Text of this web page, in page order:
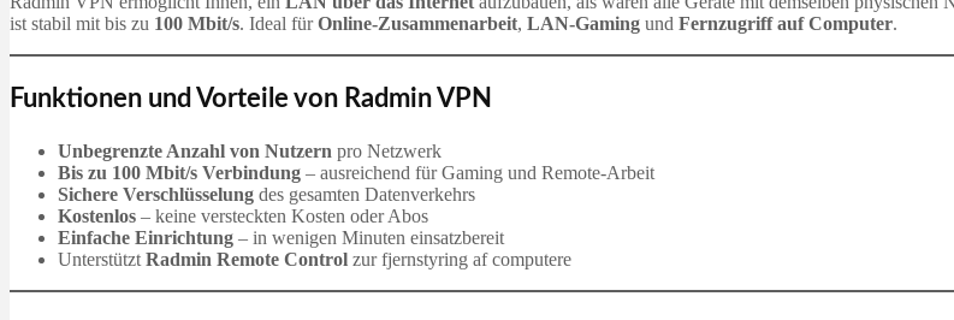
ist stabil mit bis zu 100 Mbit/s. Ideal fürOnline‑Zusammenarbeit, LAN‑Gaming und Fernzugriff auf Computer.
Funktionen und Vorteile von Radmin VPN
Unbegrenzte Anzahl von Nutzern pro Netzwerk
Bis zu 100 Mbit/s Verbindung – ausreichend für Gaming und Remote-Arbeit
Sichere Verschlüsselung des gesamten Datenverkehrs
Kostenlos – keine versteckten Kosten oder Abos
Einfache Einrichtung – in wenigen Minuten einsatzbereit
Unterstützt Radmin Remote Control zur fjernstyring af computere